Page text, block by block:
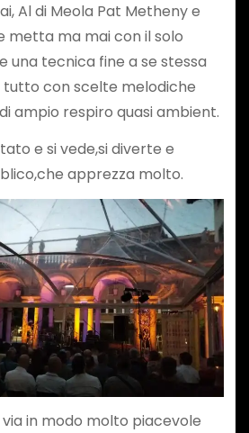
Al di Meola Pat Metheny e
metta ma mai con il solo
una tecnica fine a se stessa
tutto con scelte melodiche
ampio respiro quasi ambient.
e si vede,si diverte e
apprezza molto.
in modo molto piacevole